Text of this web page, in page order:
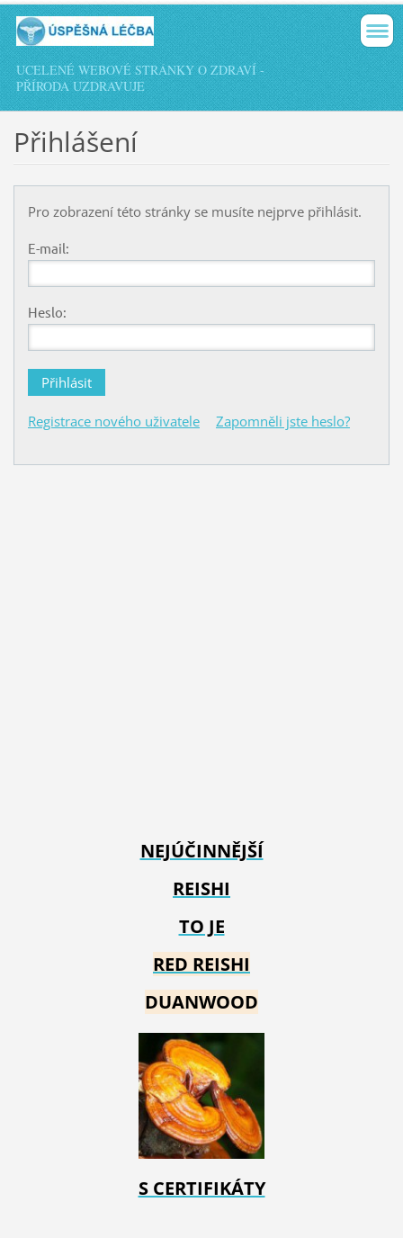
UCELENÉ WEBOVÉ STRÁNKY O ZDRAVÍ -
PŘÍRODA UZDRAVUJE
Přihlášení
Pro zobrazení této stránky se musíte nejprve přihlásit.
E-mail:
Heslo:
Registrace nového uživatele Zapomněli jste heslo?
NEJÚČINNĚJŠÍ
REISHI
TO JE
RED REISHI
DUANWOOD
S CERTIFIKÁTY